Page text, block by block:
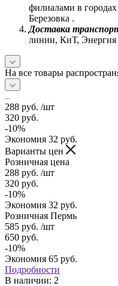
филиалами в
Березовка .
Доставка
линии, КиТ, Энергия
На все товары
288 руб. /шт
320 руб.
-10%
Экономия 32 руб.
Варианты цен
Розничная цена
288 руб. /шт
320 руб.
-10%
Экономия 32 руб.
Розничная Пермь
585 руб. /шт
650 руб.
-10%
Экономия 65 руб.
Подробности
В наличии: 2